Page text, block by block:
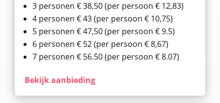
3 personen € 38,50 (per persoon € 12,83)
4 personen € 43 (per persoon € 10,75)
5 personen € 47,50 (per persoon € 9.5)
6 personen € 52 (per persoon € 8,67)
7 personen € 56.50 (per persoon € 8.07)
Bekijk aanbieding